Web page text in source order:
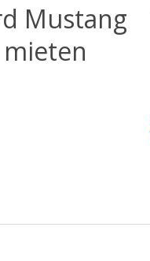
Mustang
mieten